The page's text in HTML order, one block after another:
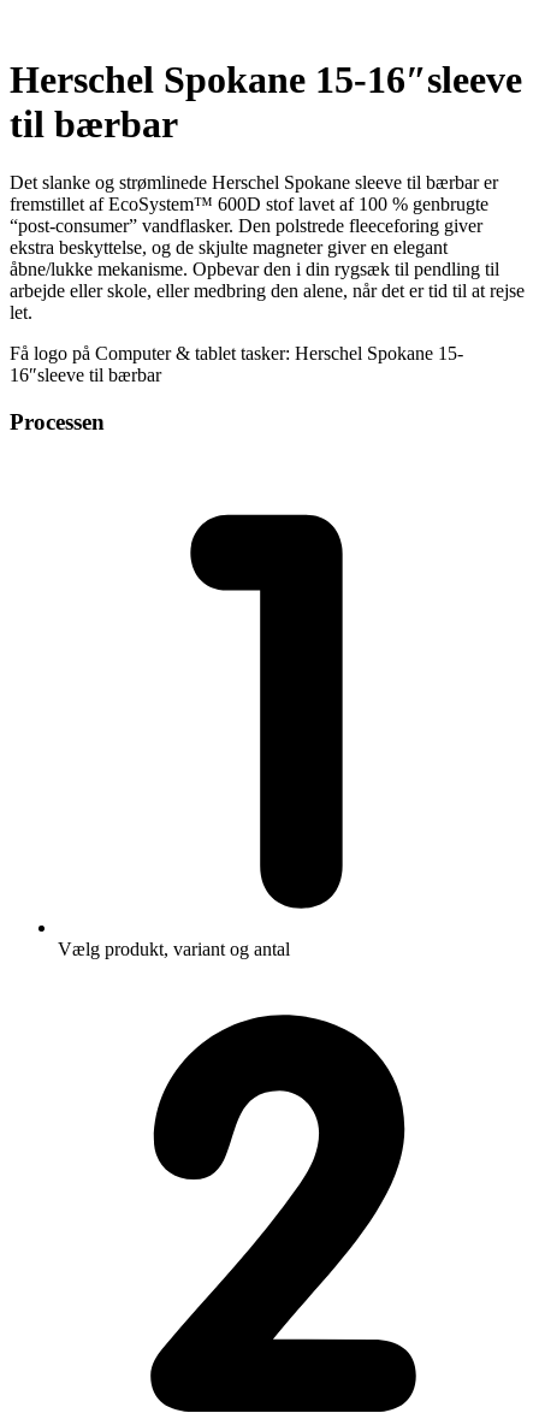
Herschel Spokane 15-16″sleeve
til bærbar
Det slanke og strømlinede Herschel Spokane sleeve til bærbar er
fremstillet af EcoSystem™ 600D stof lavet af 100 % genbrugte
“post-consumer” vandflasker. Den polstrede fleeceforing giver
ekstra beskyttelse, og de skjulte magneter giver en elegant
åbne/lukke mekanisme. Opbevar den i din rygsæk til pendling til
arbejde eller skole, eller medbring den alene, når det er tid til at rejse
let.
Få logo på Computer & tablet tasker: Herschel Spokane 15-
16″sleeve til bærbar
Processen
Vælg produkt, variant og antal